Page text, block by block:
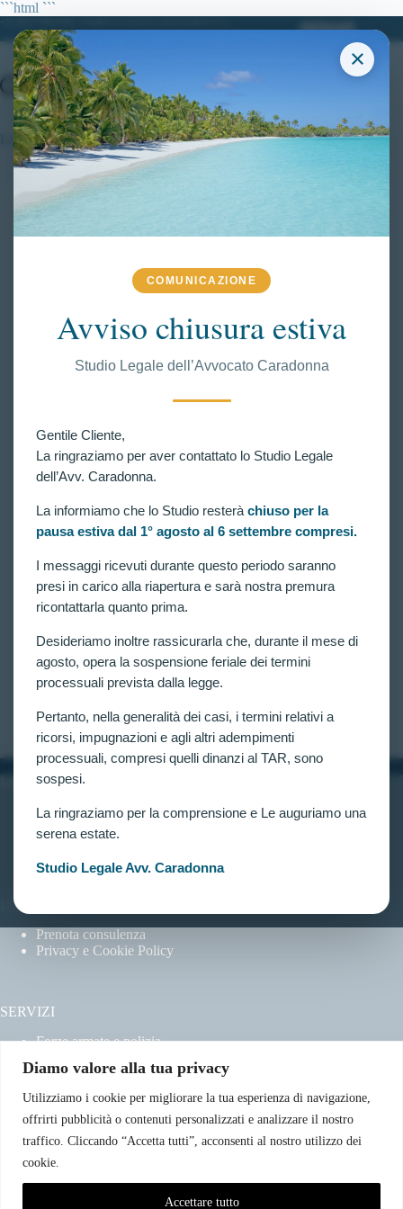
Diamo valore alla tua privacy
Utilizziamo i cookie per migliorare la tua esperienza di navigazione,
offrirti pubblicità o contenuti personalizzati e analizzare il nostro
traffico. Cliccando “Accetta tutti”, acconsenti al nostro utilizzo dei
cookie.
Accettare tutto
```html
×
COMUNICAZIONE
Avviso chiusura estiva
Studio Legale dell’Avvocato Caradonna
Gentile Cliente,
La ringraziamo per aver contattato lo Studio Legale
dell’Avv. Caradonna.
La informiamo che lo Studio resterà chiuso per la
pausa estiva dal 1° agosto al 6 settembre compresi.
I messaggi ricevuti durante questo periodo saranno
presi in carico alla riapertura e sarà nostra premura
ricontattarla quanto prima.
Desideriamo inoltre rassicurarla che, durante il mese di
agosto, opera la sospensione feriale dei termini
processuali prevista dalla legge.
Pertanto, nella generalità dei casi, i termini relativi a
ricorsi, impugnazioni e agli altri adempimenti
processuali, compresi quelli dinanzi al TAR, sono
sospesi.
La ringraziamo per la comprensione e Le auguriamo una
serena estate.
Studio Legale Avv. Caradonna
```
contenuto
Lettera S Punto 5
Concorso 3852 allievi carabinieri, disposta
verificazione per candidata esclusa per “esiti di
trattamento fotocoagulativo laser retinico” (Lettera S
Punto 5)
Concorso per il reclutamento di 3852 allievi
carabinieri: disposta verificazione per candidata
esclusa per “esiti di trattamento fotocoagulativo laser
retinico” (Lettera S Punto 5).
INFORMAZIONI
Home
Chi siamo
LINK UTILI
Prenota consulenza
Privacy e Cookie Policy
SERVIZI
Forze armate e polizia
Concorsi pubblici
Pubblico impiego
Contratti con la pubblica amministrazione
Vittime del dovere ed equiparati
CONTATTI